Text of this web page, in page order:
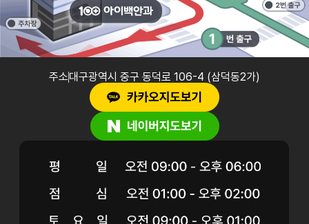
주소대구광역시 중구 동덕로 106-4 (삼덕동2가)